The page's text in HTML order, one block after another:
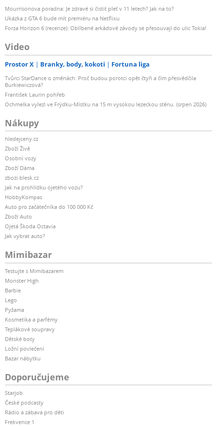
Mourrisonova poradna: Je zdravé si čistit pleť v 11 letech? Jak na to?
Ukázka z GTA 6 bude mít premiéru na Netflixu
Forza Horizon 6 (recenze): Oblíbené arkádové závody se přesouvají do ulic Tokia!
Video
Prostor X Branky, body, kokoti Fortuna liga
Tvůrci StarDance o změnách: Proč budou porotci opět čtyři a čím přesvědčila
Burkiewiczová?
František Laurin pohřeb
Ochmelka vylezl ve Frýdku-Místku na 15 m vysokou lezeckou stěnu. (srpen 2026)
Nákupy
hledejceny.cz
Zboží Živě
Osobní vozy
Zboží Dáma
zbozi.blesk.cz
Jak na prohlídku ojetého vozu?
HobbyKompas
Auto pro začátečníka do 100 000 Kč
Zboží Auto
Ojetá Škoda Octavia
Jak vybrat auto?
Mimibazar
Testujte s Mimibazarem
Monster High
Barbie
Lego
Pyžama
Kosmetika a parfémy
Teplákové soupravy
Dětské boty
Ložní povlečení
Bazar nábytku
Doporučujeme
Starjob
České podcasty
Rádio a zábava pro děti
Frekvence 1